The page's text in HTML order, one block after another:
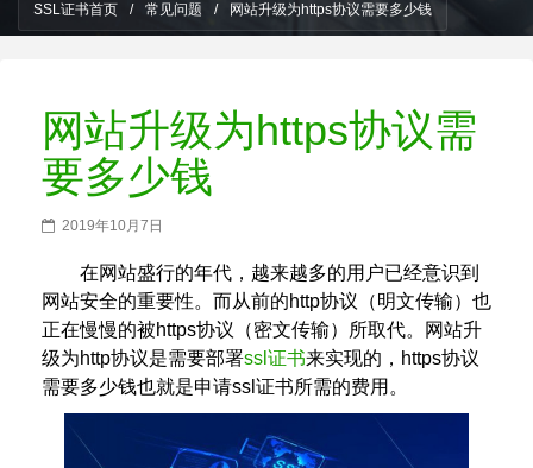
SSL证书首页 / 常见问题 / 网站升级为https协议需要多少钱
网站升级为https协议需
要多少钱
2019年10月7日
在网站盛行的年代，越来越多的用户已经意识到
网站安全的重要性。而从前的http协议（明文传输）也
正在慢慢的被https协议（密文传输）所取代。网站升
级为http协议是需要部署ssl证书来实现的，https协议
需要多少钱也就是申请ssl证书所需的费用。